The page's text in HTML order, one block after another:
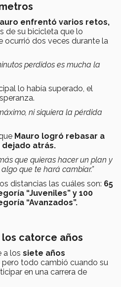
enfrentó varios retos,
de su bicicleta que lo
ocurrió dos veces durante la
perdidos es mucha la
lo había superado, el
ni siquiera la pérdida
Mauro logró rebasar a
atrás.
que quieras hacer un plan y
que te hará cambiar.”
distancias las cuáles son: 65
“Juveniles” y 100
“Avanzados”.
catorce años
a los siete años
pero todo cambió cuando su
en una carrera de